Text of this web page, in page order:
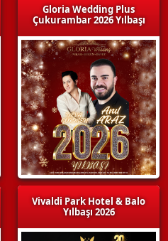
Gloria Wedding Plus
Çukurambar 2026 Yılbaşı
Vivaldi Park Hotel & Balo
Yılbaşı 2026